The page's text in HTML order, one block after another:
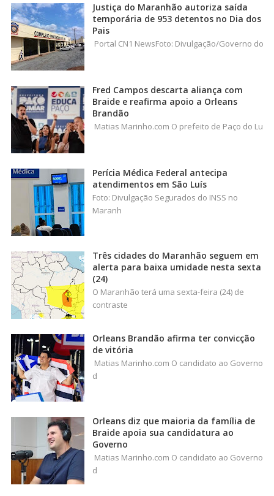
Justiça do Maranhão autoriza saída
temporária de 953 detentos no Dia dos
Pais
Portal CN1 NewsFoto: Divulgação/Governo do
Fred Campos descarta aliança com
Braide e reafirma apoio a Orleans
Brandão
Matias Marinho.com O prefeito de Paço do Lu
Perícia Médica Federal antecipa
atendimentos em São Luís
Foto: Divulgação Segurados do INSS no
Maranh
Três cidades do Maranhão seguem em
alerta para baixa umidade nesta sexta
(24)
O Maranhão terá uma sexta-feira (24) de
contraste
Orleans Brandão afirma ter convicção
de vitória
Matias Marinho.com O candidato ao Governo
d
Orleans diz que maioria da família de
Braide apoia sua candidatura ao
Governo
Matias Marinho.com O candidato ao Governo
d